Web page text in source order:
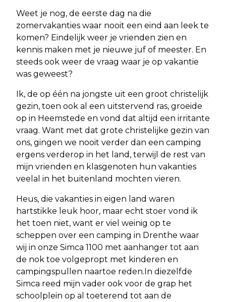
Weet je nog, de eerste dag na die
zomervakanties waar nooit een eind aan leek te
komen? Eindelijk weer je vrienden zien en
kennis maken met je nieuwe juf of meester. En
steeds ook weer de vraag waar je op vakantie
was geweest?
Ik, de op één na jongste uit een groot christelijk
gezin, toen ook al een uitstervend ras, groeide
op in Heemstede en vond dat altijd een irritante
vraag. Want met dat grote christelijke gezin van
ons, gingen we nooit verder dan een camping
ergens verderop in het land, terwijl de rest van
mijn vrienden en klasgenoten hun vakanties
veelal in het buitenland mochten vieren.
Heus, die vakanties in eigen land waren
hartstikke leuk hoor, maar echt stoer vond ik
het toen niet, want er viel weinig op te
scheppen over een camping in Drenthe waar
wij in onze Simca 1100 met aanhanger tot aan
de nok toe volgepropt met kinderen en
campingspullen naartoe reden.In diezelfde
Simca reed mijn vader ook voor de grap het
schoolplein op al toeterend tot aan de